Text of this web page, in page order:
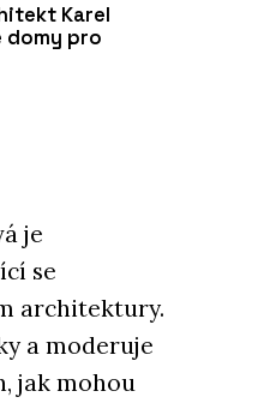
Karel
domy pro
je
se
architektury.
a moderuje
jak mohou